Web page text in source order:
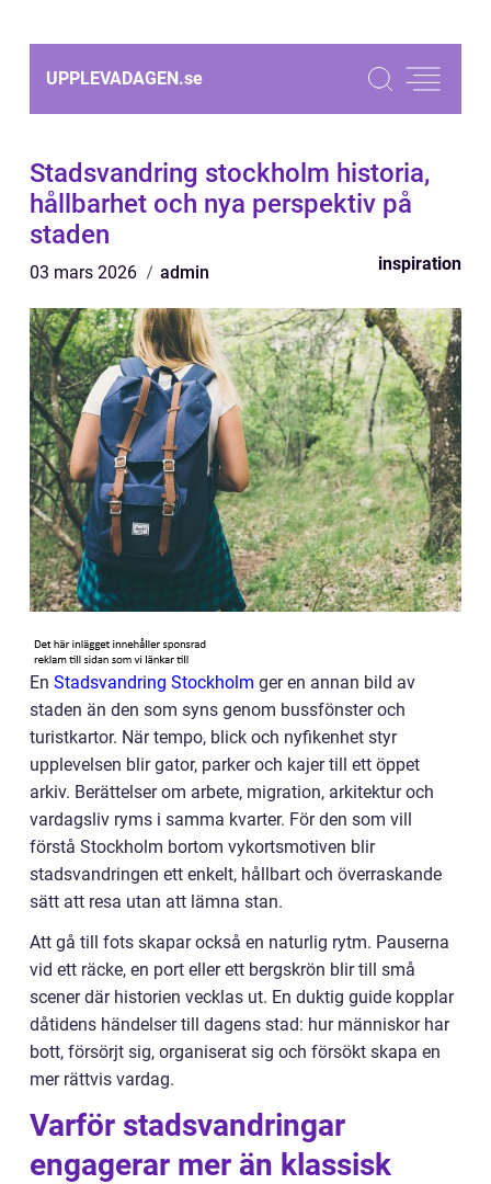
UPPLEVADAGEN.se
Stadsvandring stockholm historia,
hållbarhet och nya perspektiv på
staden
03 mars 2026 admin inspiration
En Stadsvandring Stockholm ger en annan bild av
staden än den som syns genom bussfönster och
turistkartor. När tempo, blick och nyfikenhet styr
upplevelsen blir gator, parker och kajer till ett öppet
arkiv. Berättelser om arbete, migration, arkitektur och
vardagsliv ryms i samma kvarter. För den som vill
förstå Stockholm bortom vykortsmotiven blir
stadsvandringen ett enkelt, hållbart och överraskande
sätt att resa utan att lämna stan.
Att gå till fots skapar också en naturlig rytm. Pauserna
vid ett räcke, en port eller ett bergskrön blir till små
scener där historien vecklas ut. En duktig guide kopplar
dåtidens händelser till dagens stad: hur människor har
bott, försörjt sig, organiserat sig och försökt skapa en
mer rättvis vardag.
Varför stadsvandringar
engagerar mer än klassisk